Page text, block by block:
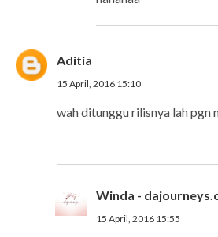
Aditia
15 April, 2016 15:10
wah ditunggu rilisnya lah pgn
Winda -
15 April, 2016 15:55